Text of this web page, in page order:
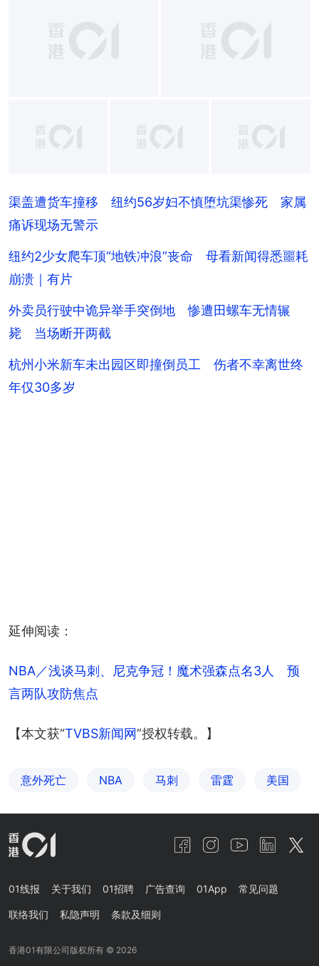
+5
渠盖遭货车撞移 纽约56岁妇不慎堕坑渠惨死 家属
痛诉现场无警示
纽约2少女爬车顶“地铁冲浪”丧命 母看新闻得悉噩耗
崩溃｜有片
外卖员行驶中诡异举手突倒地 惨遭田螺车无情辗
毙 当场断开两截
杭州小米新车未出园区即撞倒员工 伤者不幸离世终
年仅30多岁
延伸阅读：
NBA／浅谈马刺、尼克争冠！魔术强森点名3人　预
言两队攻防焦点
【本文获“TVBS新闻网”授权转载。】
意外死亡 NBA 马刺 雷霆 美国
01线报 关于我们 01招聘 广告查询 01App 常见问题
联络我们 私隐声明 条款及细则
香港01有限公司版权所有 © 2026